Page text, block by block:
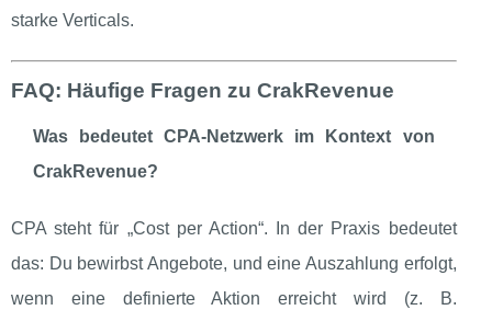
starke Verticals.
FAQ: Häufige Fragen zu CrakRevenue
Was bedeutet CPA‑Netzwerk im Kontext von
CrakRevenue?
CPA steht für „Cost per Action“. In der Praxis bedeutet
das: Du bewirbst Angebote, und eine Auszahlung erfolgt,
wenn eine definierte Aktion erreicht wird (z. B.